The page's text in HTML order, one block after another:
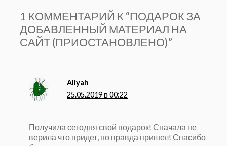
1 КОММЕНТАРИЙ К “ПОДАРОК ЗА
ДОБАВЛЕННЫЙ МАТЕРИАЛ НА
САЙТ (ПРИОСТАНОВЛЕНО)”
Aliyah
25.05.2019 в 00:22
Получила сегодня свой подарок! Сначала не
верила что придет, но правда пришел! Спасибо